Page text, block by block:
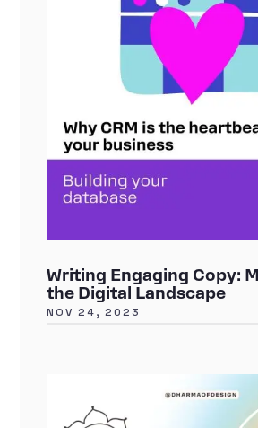
Writing Engaging Copy:
the Digital Landscape
NOV 24, 2023